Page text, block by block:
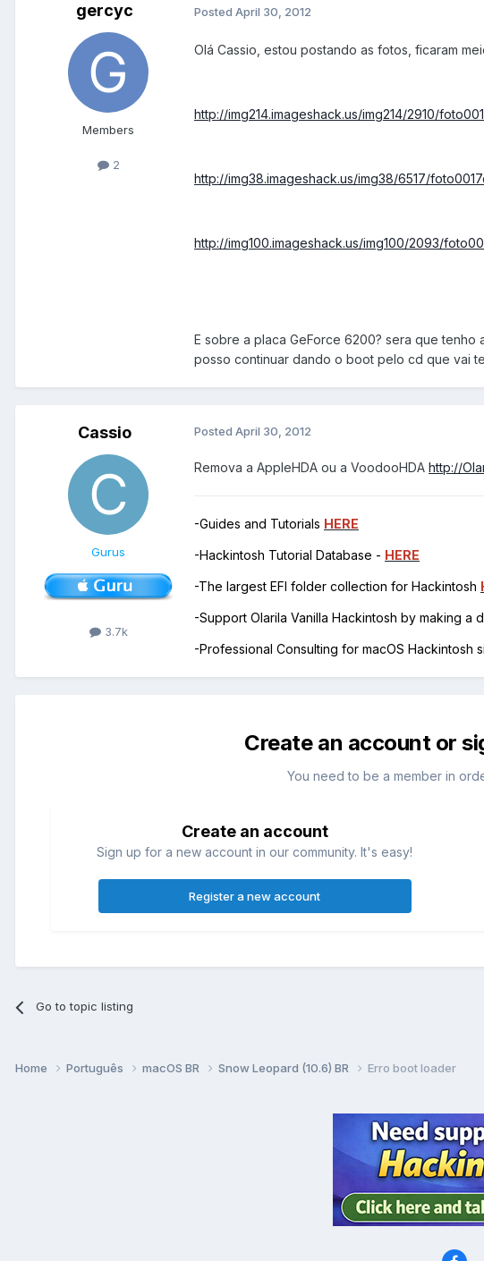
gercyc
Members
2
Posted April 30, 2012
Olá Cassio, estou postando as fotos, ficaram
http://img214.imageshack.us/img214/2910/
http://img38.imageshack.us/img38/6517/
http://img100.imageshack.us/img100/2093/
E sobre a placa GeForce 6200? sera que tenho
posso continuar dando o boot pelo cd que vai
Cassio
Gurus
3.7k
Posted April 30, 2012
Remova a AppleHDA ou a VoodooHDA http://
-Guides and Tutorials HERE
-Hackintosh Tutorial Database - HERE
-The largest EFI folder collection for Hackintosh
-Support Olarila Vanilla Hackintosh by making a
-Professional Consulting for macOS Hackintosh
Create an account or
You need to be a member in
Create an account
Sign up for a new account in our community. It's easy!
Register a new account
Go to topic listing
Home Português macOS BR Snow Leopard (10.6) BR Erro boot loader